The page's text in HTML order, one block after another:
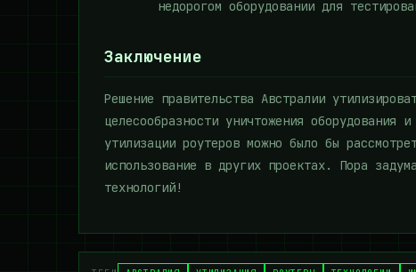
недорогом оборудовании для
Заключение
Решение правительства Австралии
целесообразности уничтожения
утилизации роутеров можно было бы
использование в других проектах. Пора
технологий!